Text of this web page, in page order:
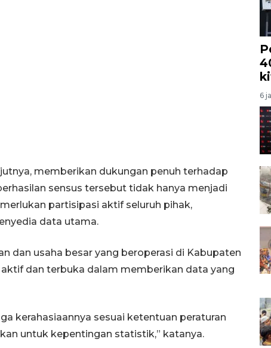
memberikan dukungan penuh terhadap
sensus tersebut tidak hanya menjadi
partisipasi aktif seluruh pihak,
data utama.
dan usaha besar yang beroperasi di Kabupaten
dan terbuka dalam memberikan data yang
kerahasiaannya sesuai ketentuan peraturan
untuk kepentingan statistik,” katanya.
6